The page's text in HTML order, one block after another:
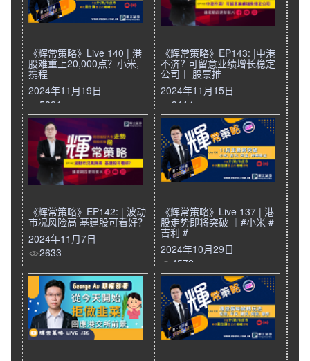
《辉常策略》Live 140 | 港
股难重上20,000点？小米,
携程
2024年11月19日
5821
《辉常策略》EP143: |中港
不济? 可留意业绩增长稳定
公司丨 股票推
2024年11月15日
3114
《辉常策略》EP142: | 波动
市况风险高 基建股可看好？
2024年11月7日
2633
《辉常策略》Live 137 | 港
股走势即将突破 ｜#小米 #
吉利 #
2024年10月29日
4572